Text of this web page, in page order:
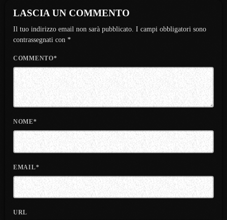
LASCIA UN COMMENTO
Il tuo indirizzo email non sarà pubblicato. I campi obbligatori sono
contrassegnati con *
COMMENTO*
NOME*
EMAIL*
URL